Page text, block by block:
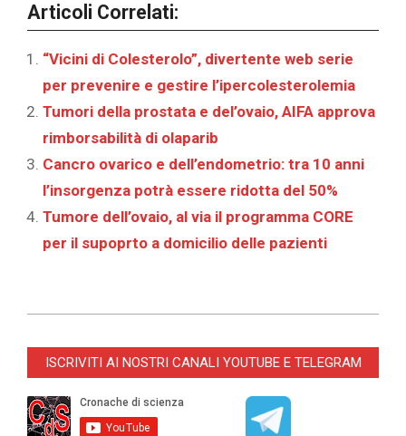
Articoli Correlati:
“Vicini di Colesterolo”, divertente web serie
per prevenire e gestire l’ipercolesterolemia
Tumori della prostata e del’ovaio, AIFA approva
rimborsabilità di olaparib
Cancro ovarico e dell’endometrio: tra 10 anni
l’insorgenza potrà essere ridotta del 50%
Tumore dell’ovaio, al via il programma CORE
per il supoprto a domicilio delle pazienti
03-
ISCRIVITI AI NOSTRI CANALI YOUTUBE E TELEGRAM